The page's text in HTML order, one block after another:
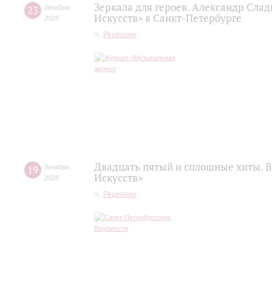
23 декабря
2025
Зеркала для героев. Александр
Искусств» в Санкт-Петербурге
Рецензии
19 декабря
2025
Двадцать пятый и сплошные хиты.
Искусств»
Рецензии